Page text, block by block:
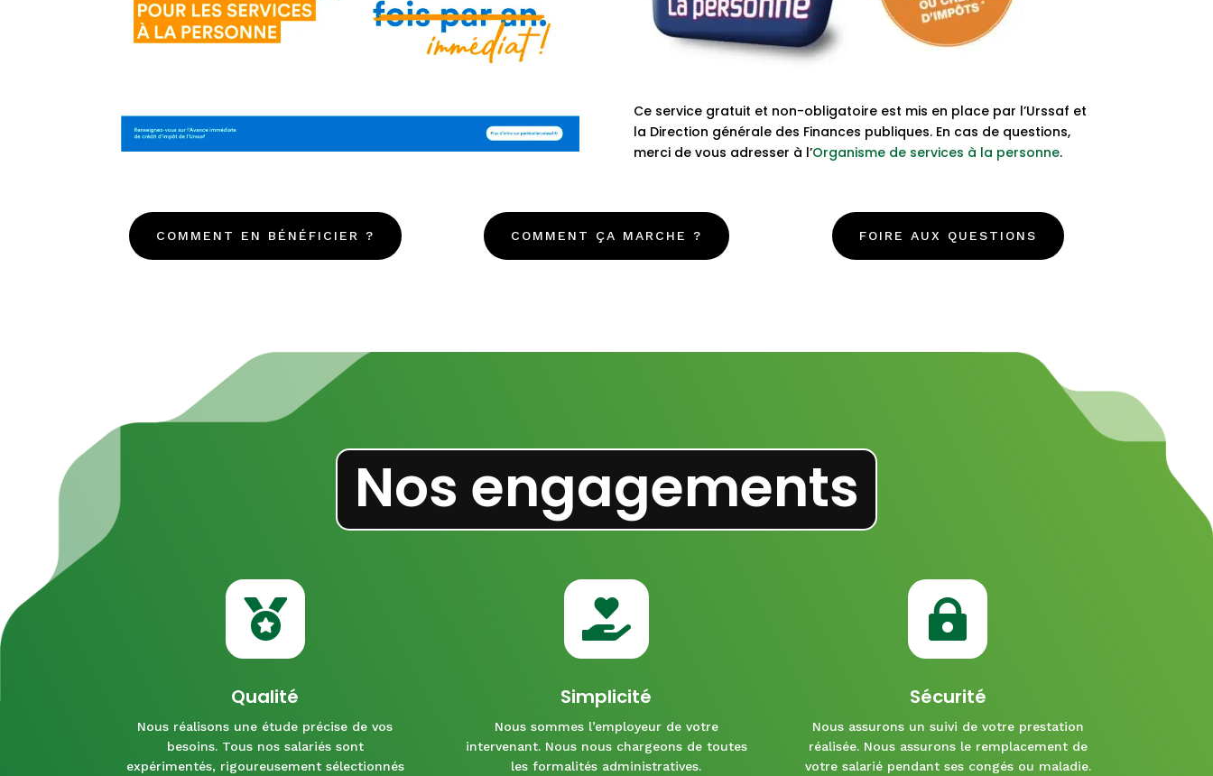
Ce service gratuit et non-obligatoire est mis en place par l’Urssaf et
la Direction générale des Finances publiques. En cas de questions,
merci de vous adresser à l’Organisme de services à la personne.
COMMENT EN BÉNÉFICIER ? COMMENT ÇA MARCHE ? FOIRE AUX QUESTIONS
Nos engagements

Qualité
Nous réalisons une étude précise de vos
besoins. Tous nos salariés sont
expérimentés, rigoureusement sélectionnés

Simplicité
Nous sommes l’employeur de votre
intervenant. Nous nous chargeons de toutes
les formalités administratives.

Sécurité
Nous assurons un suivi de votre prestation
réalisée. Nous assurons le remplacement de
votre salarié pendant ses congés ou maladie.